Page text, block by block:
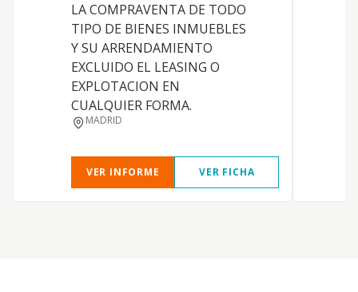
LA COMPRAVENTA DE TODO
TIPO DE BIENES INMUEBLES
Y SU ARRENDAMIENTO
EXCLUIDO EL LEASING O
EXPLOTACION EN
CUALQUIER FORMA.
MADRID
VER INFORME VER FICHA